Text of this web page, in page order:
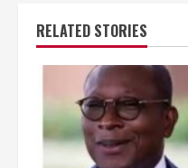
RELATED STORIES